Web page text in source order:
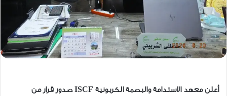
أعلن معهد الاستدامة والبصمة الكربونية ISCF صدور قرار من